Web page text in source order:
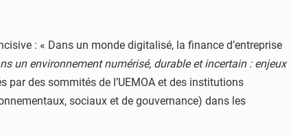
: « Dans un monde digitalisé, la finance d’entreprise
un environnement numérisé, durable et incertain : enjeux
par des sommités de l’UEMOA et des institutions
sociaux et de gouvernance) dans les